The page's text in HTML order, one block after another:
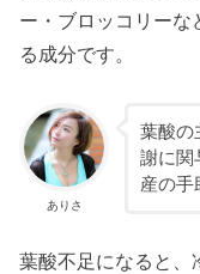
ー・ブロッコリーな
る成分です。
ありさ
葉酸の
謝に関
産の手
葉酸不足になると、